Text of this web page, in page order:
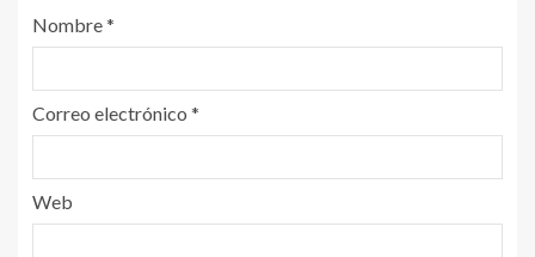
Nombre*
Correo electrónico *
Web